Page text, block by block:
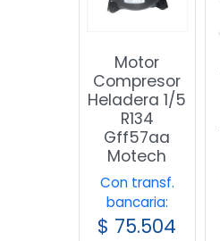
Motor
Compresor
Heladera 1/5
R134
Gff57aa
Motech
Con transf.
bancaria:
$ 75.504